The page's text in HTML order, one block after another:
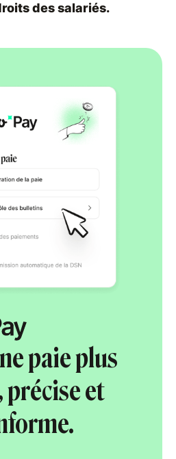
des salariés.
paie plus
et